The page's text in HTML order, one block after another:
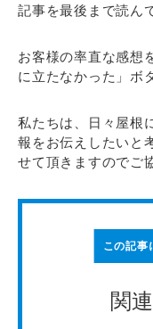
記事を最後まで読ん
お客様の率直な感想
に立たなかった」ボ
私たちは、日々屋根
報をお伝えしたいと
せて頂きますのでご
この記事
関